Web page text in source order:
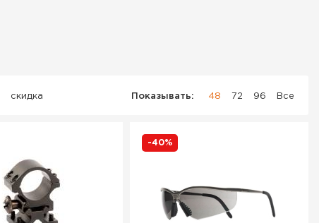
скидка Показывать: 48 72 96 Все
-40%